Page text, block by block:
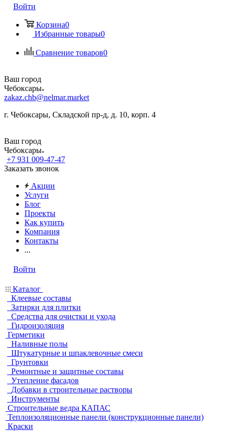
Войти
Корзина0
Избранные товары0
Сравнение товаров0
Ваш город
Чебоксары
zakaz.chb@nelmar.market
г. Чебоксары, Складской пр-д, д. 10, корп. 4
Ваш город
Чебоксары
+7 931 009-47-47
Заказать звонок
Акции
Услуги
Блог
Проекты
Как купить
Компания
Контакты
...
Войти
Каталог
Клеевые составы
Затирки для плитки
Средства для очистки и ухода
Гидроизоляция
Герметики
Наливные полы
Штукатурные и шпаклевочные смеси
Грунтовки
Ремонтные и защитные составы
Утепление фасадов
Добавки в строительные растворы
Инструменты
Строительные ведра КАПАС
Теплоизоляционные панели (конструкционные панели)
Краски